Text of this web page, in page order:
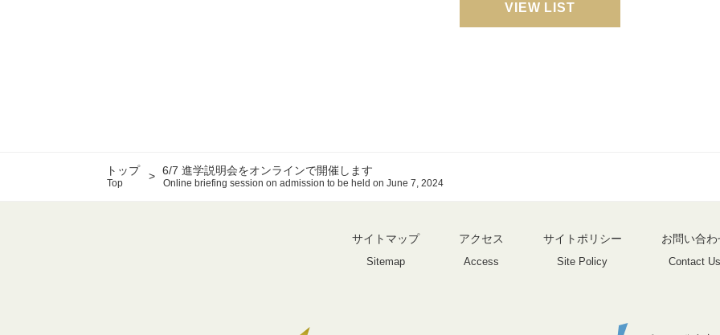
VIEW LIST
トップ
Top
6/7 進学説明会をオンラインで開催します
Online briefing session on admission to be held on June 7, 2024
サイトマップ
Sitemap
アクセス
Access
サイトポリシー
Site Policy
お問い合わ
Contact Us